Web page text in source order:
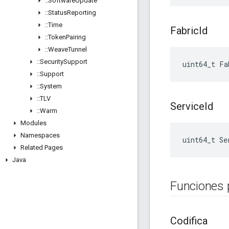
::StatusReporting
::Time
::TokenPairing
::WeaveTunnel
::SecuritySupport
::Support
::System
::TLV
::Warm
Modules
Namespaces
Related Pages
Java
FabricId
uint64_t
ServiceId
uint64_t
Funciones
Codifica